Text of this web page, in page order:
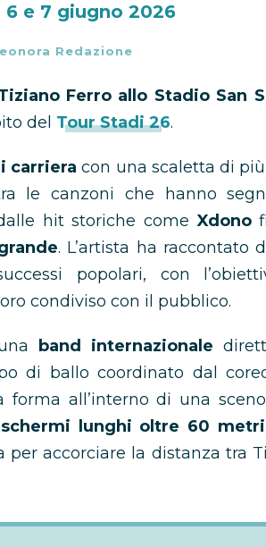
6 e 7 giugno 2026
Redazione
Ferro allo Stadio San
del Tour Stadi 26.
carriera con una scaletta di
le canzoni che hanno
hit storiche comeXdono
. L’artista ha raccontato
popolari, con
condiviso con il pubblico.
band internazionale
di ballo coordinato dal
forma all’interno di una
lunghi oltre 60 metri
per accorciare la distanza tra